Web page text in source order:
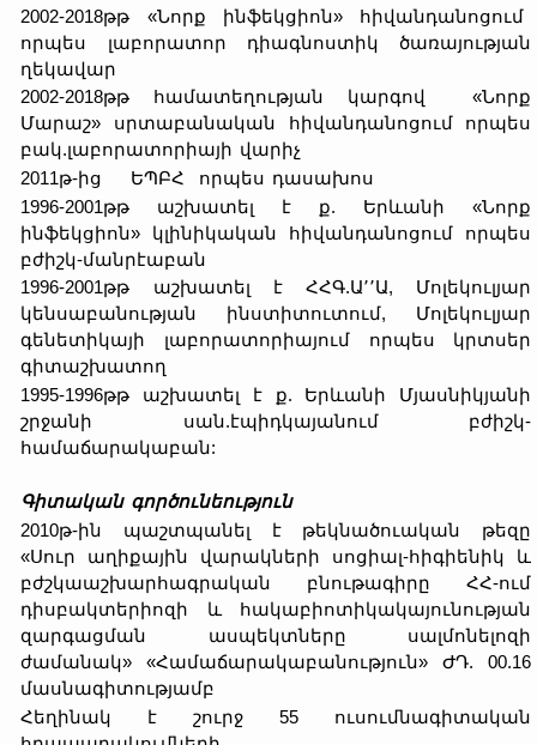
2002-2018թթ «Նորք ինֆեկցիոն» հիվանդանոցում
որպես լաբորատոր դիագնոստիկ ծառայության
ղեկավար
2002-2018թթ համատեղության կարգով «Նորք
Մարաշ» սրտաբանական հիվանդանոցում որպես
բակ.լաբորատորիայի վարիչ
2011թ-ից ԵՊԲՀ որպես դասախոս
1996-2001թթ աշխատել է ք. Երևանի «Նորք
ինֆեկցիոն» կլինիկական հիվանդանոցում որպես
բժիշկ-մանրէաբան
1996-2001թթ աշխատել է ՀՀԳ.Ա՚՚Ա, Մոլեկուլյար
կենսաբանության ինստիտուտում, Մոլեկուլյար
գենետիկայի լաբորատորիայում որպես կրտսեր
գիտաշխատող
1995-1996թթ աշխատել է ք. Երևանի Մյասնիկյանի
շրջանի սան.էպիդկայանում բժիշկ-
համաճարակաբան:
Գիտական գործունեություն
2010թ-ին պաշտպանել է թեկնածուական թեզը
«Սուր աղիքային վարակների սոցիալ-հիգիենիկ և
բժշկաաշխարհագրական բնութագիրը ՀՀ-ում
դիսբակտերիոզի և հակաբիոտիկակայունության
զարգացման ասպեկտները սալմոնելոզի
ժամանակ» «Համաճարակաբանություն» ԺԴ. 00.16
մասնագիտությամբ
Հեղինակ է շուրջ 55 ուսումնագիտական